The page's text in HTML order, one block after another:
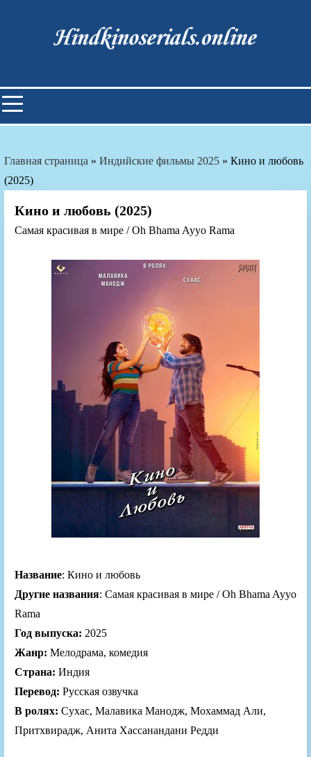
Индийские фильмы смотреть
онлайн
Главная страница » Индийские фильмы 2025 » Кино и любовь
(2025)
Кино и любовь (2025)
Самая красивая в мире / Oh Bhama Ayyo Rama
Название: Кино и любовь
Другие названия: Самая красивая в мире / Oh Bhama Ayyo
Rama
Год выпуска: 2025
Жанр: Мелодрама, комедия
Страна: Индия
Перевод: Русская озвучка
В ролях: Сухас, Малавика Манодж, Мохаммад Али,
Притхвирадж, Анита Хассанандани Редди